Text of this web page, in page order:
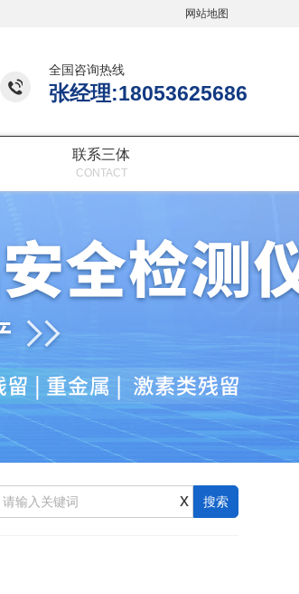
网站地图
全国咨询热线
张经理:18053625686
联系三体
CONTACT
x